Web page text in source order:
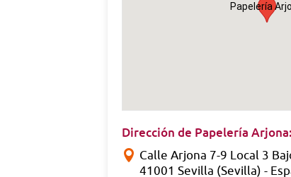
Papelería
Dirección de Papelería Arjona:
Calle Arjona 7-9 Local 3
41001 Sevilla (Sevilla) -